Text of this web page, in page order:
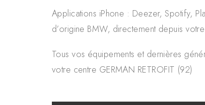
Applications iPhone : Deezer, Spotify,
d’origine BMW, directement depuis
Tous vos équipements et dernières
votre centre GERMAN RETROFIT (92)